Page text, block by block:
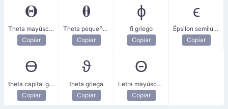
𝚯
Theta mayúscula en negrita matemática
Copiar
𝛉
Theta pequeña en negrita matemática
Copiar
ϕ
fi griego
Copiar
ϵ
Épsilon semilunar griego
Copiar
ϴ
theta capital griega
Copiar
ϑ
theta griega
Copiar
Θ
Letra mayúscula griega theta
Copiar